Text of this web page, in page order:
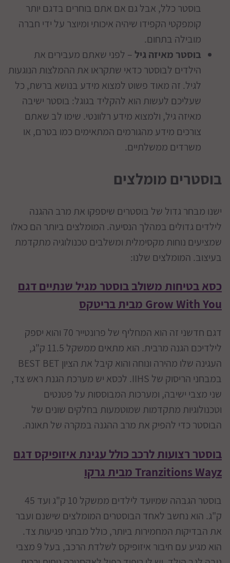
בוסטר כלל, אבל גם אם אתם בוחרים בדגם יותר
קומפקטי הקפידו שיהיה איכותי ומיוצר על ידי חברה
מובילה בתחום.
בוסטר מאיזה גיל – לפני שאתם מעבירים את
הילדים לבוסטר כדאי שתקראו את ההמלצות הנוגעות
לגיל. זה מאוד פשוט למצוא מידע בנושא ברשת, כל
שעליכם לעשות הוא להקליד בגוגל: בוסטר ישיבה
מאיזה גיל, ולמצוא מידע רלוונטי. שימו לב שאתם
צורכים מידע מהגורמים המתאימים כמו בטרם, או
משרדים ממשלתיים.
בוסטרים מומלצים
ישנו מבחר גדול של בוסטרים שיספקו את מרב ההגנה
לילדים גדולים במהלך הנסיעה. המומלצים ביותר הם כאלו
שמציעים נוחות מקסימלית ומשלבים טכנולוגיה מתקדמת
בעיצוב. המומלצים שלנו:
כסא בטיחות משולב בוסטר מגיל שנתיים דגם
Grow With You מבית בריטקס
דגם חדשני זה הוא המחליף של פרונטייר 70 והוא יספק
לילדיכם הגנה מרבית. הוא מתאים ממשקל 11.5 ק"ג,
העגינה שלו מהירה ונוחה והוא קיבל את הציון BEST BET
במבחני הריסוק של IIHS. לכסא יש מערכת הגנת ראש צד,
שני מצבי ישיבה, ומערכות המבוססות על פטנטים
וטכנולוגיות מתקדמות שמוטמעות בחלקים שונים של
הבוסטר כדי להפיק את מרב ההגנה במקרה של תאונה.
בוסטר רצועות לרכב כולל עגינת איזופיקס דגם
Tranzitions Wayz מבית גרקו
בוסטר הגבהה שמיועד לילדים ממשקל 10 ק"ג ועד 45
ק"ג. הוא נחשב לאחד הבוסטרים המומלצים שישנם ועבר
את הבדיקות המחמירות ביותר, כולל מבחני פגיעות צד.
הוא מגיע עם חיבור איזופיקס לשלדת הרכב, בעל 9 מצבי